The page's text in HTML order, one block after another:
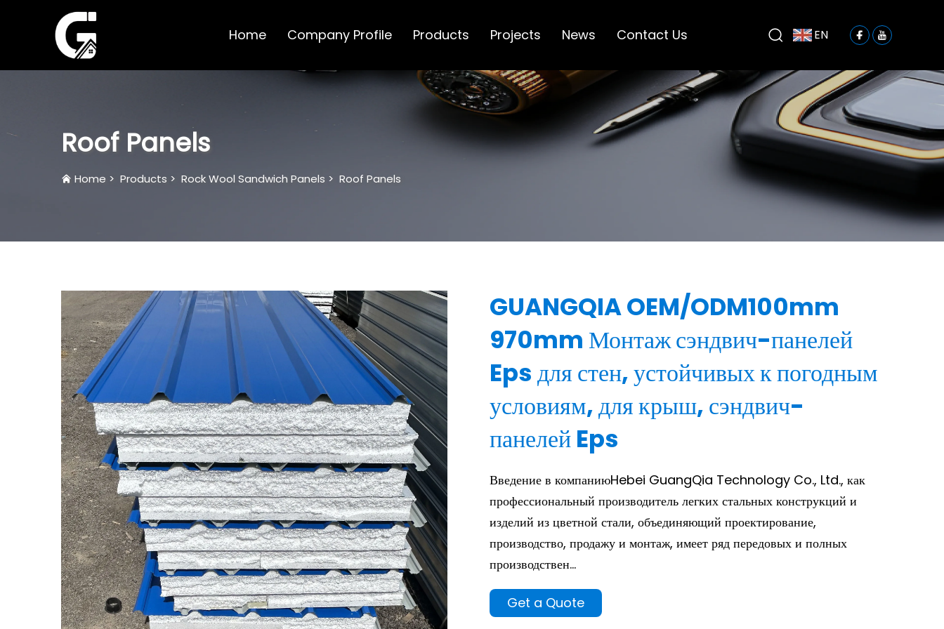
Home Company Profile Products Projects News Contact Us EN
Roof Panels
Home > Products > Rock Wool Sandwich Panels > Roof Panels
GUANGQIA OEM/ODM100mm
970mm Монтаж сэндвич-панелей
Eps для стен, устойчивых к погодным
условиям, для крыш, сэндвич-
панелей Eps
Введение в компаниюHebei GuangQia Technology Co., Ltd., как
профессиональный производитель легких стальных конструкций и
изделий из цветной стали, объединяющий проектирование,
производство, продажу и монтаж, имеет ряд передовых и полных
производствен...
Get a Quote